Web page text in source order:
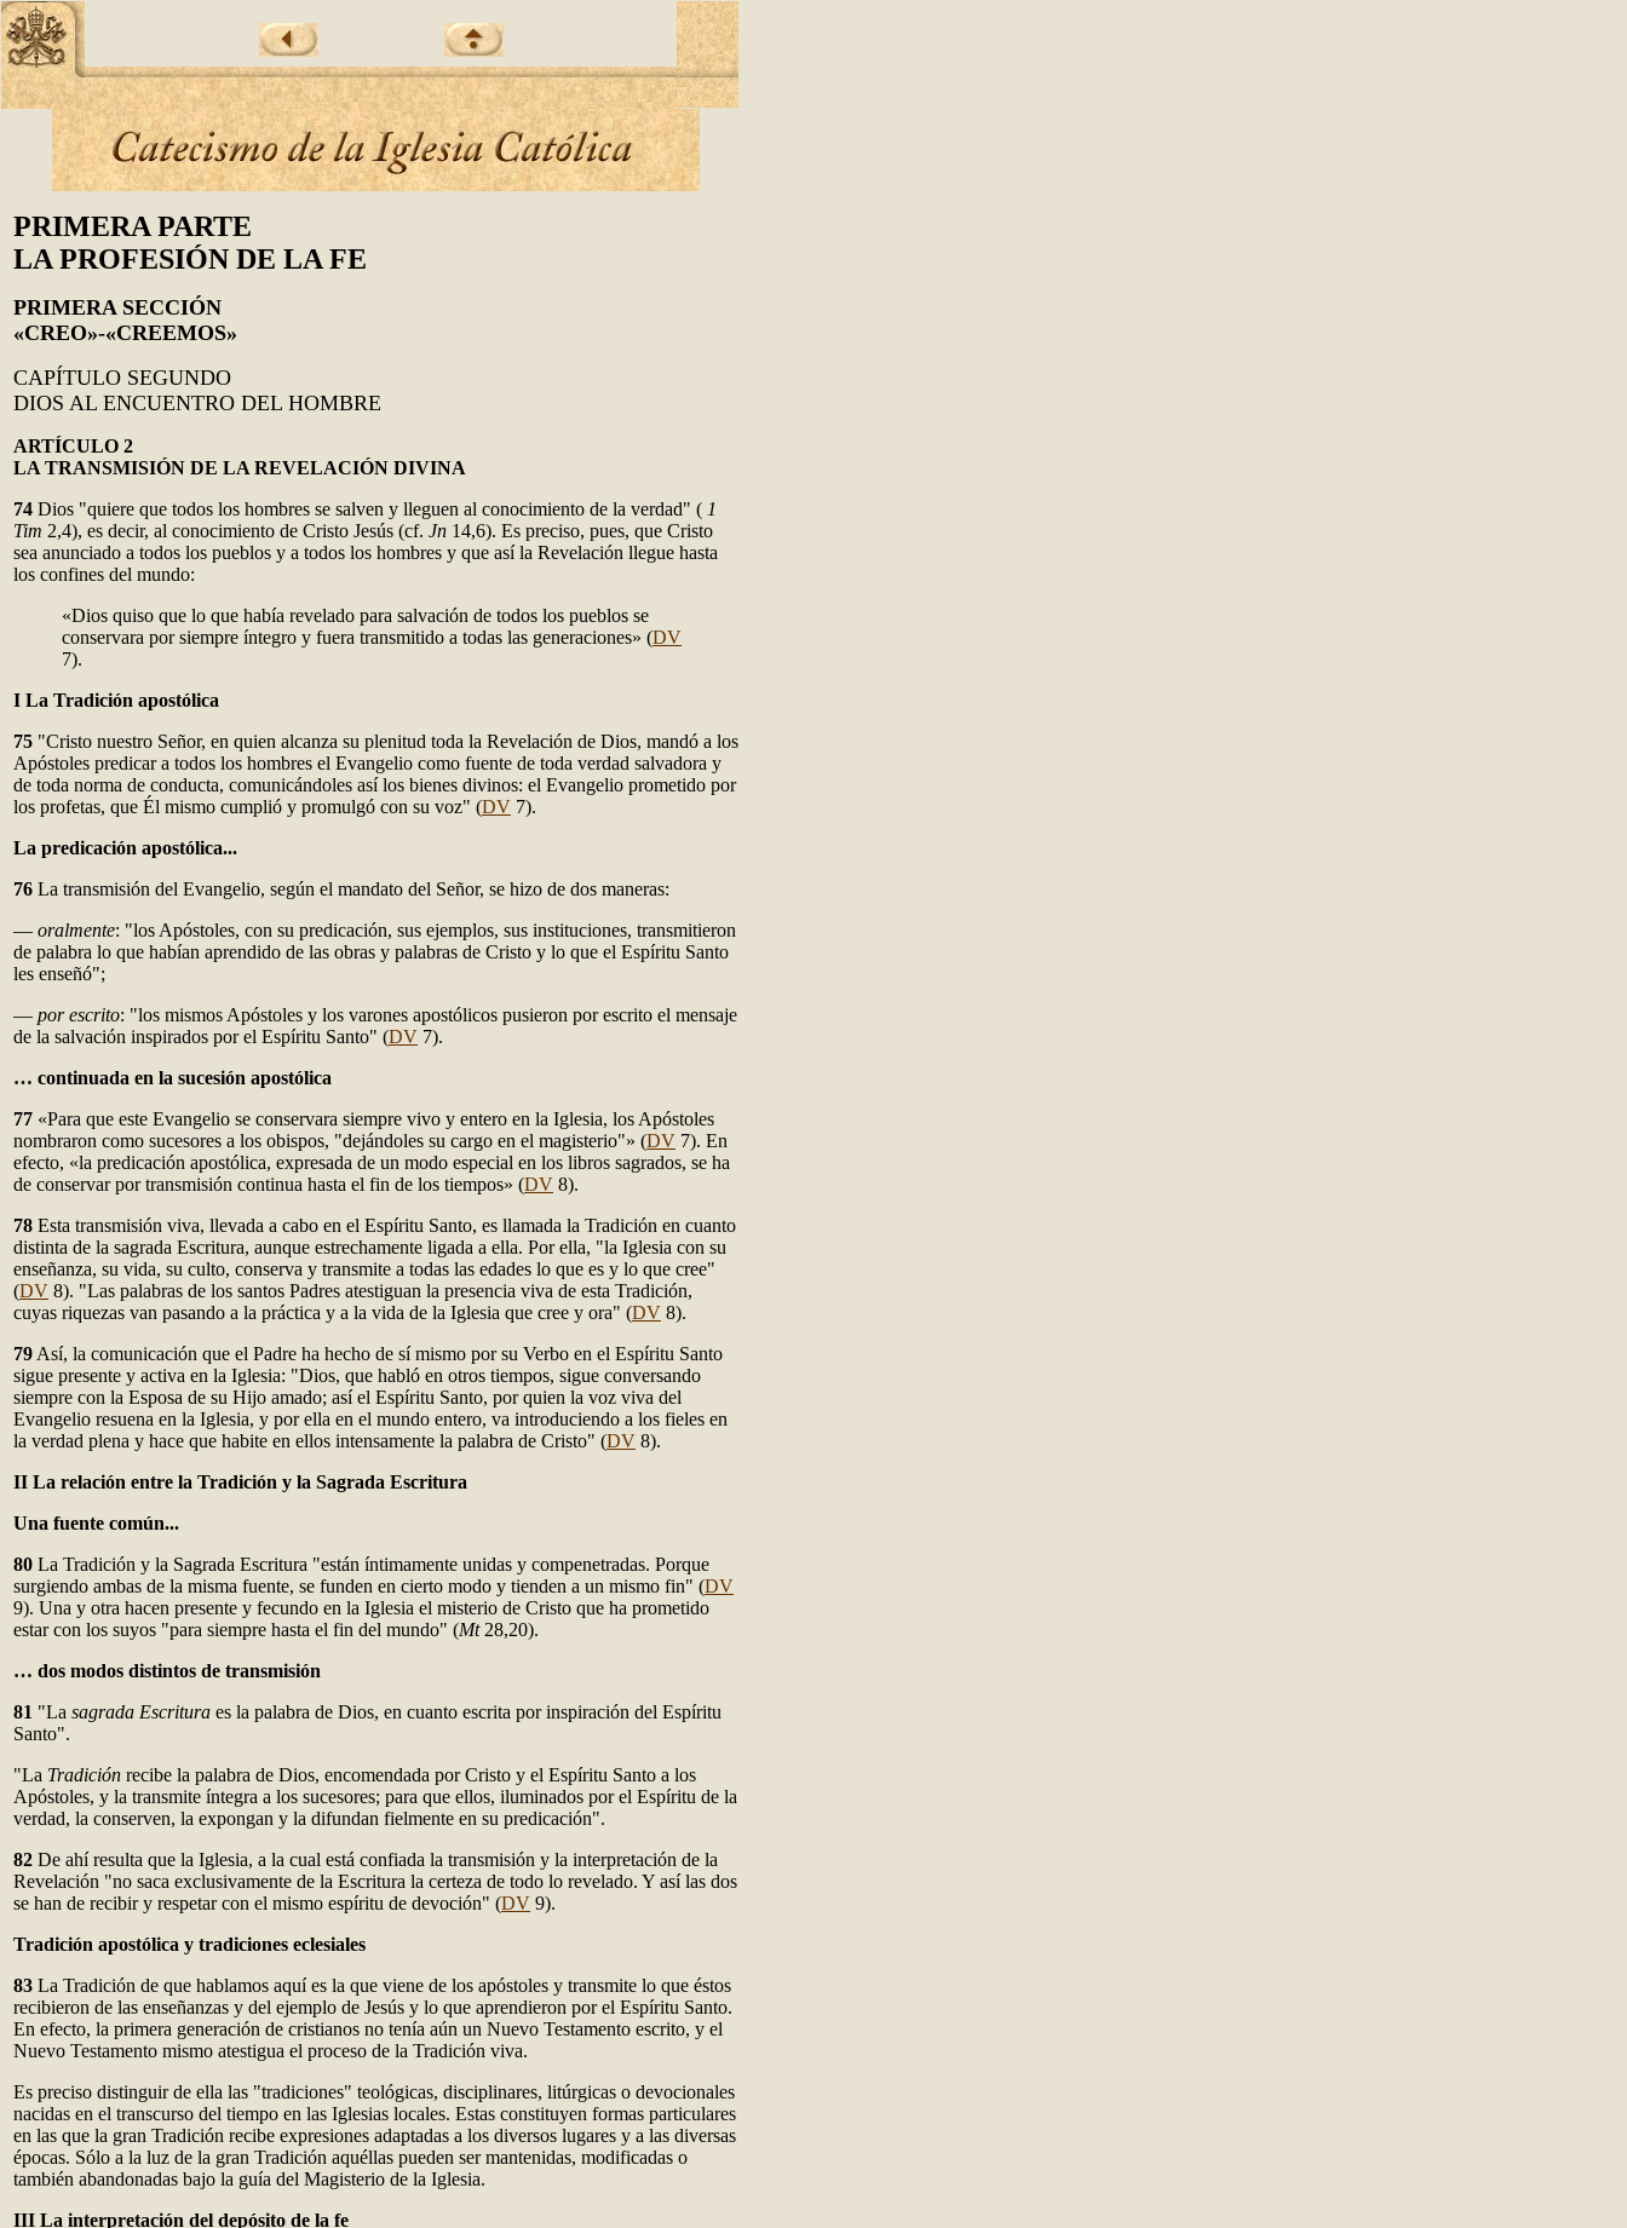
PRIMERA PARTE
LA PROFESIÓN DE LA FE
PRIMERA SECCIÓN
«CREO»-«CREEMOS»
CAPÍTULO SEGUNDO
DIOS AL ENCUENTRO DEL HOMBRE
ARTÍCULO 2
LA TRANSMISIÓN DE LA REVELACIÓN DIVINA
74 Dios "quiere que todos los hombres se salven y lleguen al conocimiento de la verdad" ( 1
Tim 2,4), es decir, al conocimiento de Cristo Jesús (cf. Jn 14,6). Es preciso, pues, que Cristo
sea anunciado a todos los pueblos y a todos los hombres y que así la Revelación llegue hasta
los confines del mundo:
«Dios quiso que lo que había revelado para salvación de todos los pueblos se
conservara por siempre íntegro y fuera transmitido a todas las generaciones» (DV
7).
I La Tradición apostólica
75 "Cristo nuestro Señor, en quien alcanza su plenitud toda la Revelación de Dios, mandó a los
Apóstoles predicar a todos los hombres el Evangelio como fuente de toda verdad salvadora y
de toda norma de conducta, comunicándoles así los bienes divinos: el Evangelio prometido por
los profetas, que Él mismo cumplió y promulgó con su voz" (DV 7).
La predicación apostólica...
76 La transmisión del Evangelio, según el mandato del Señor, se hizo de dos maneras:
— oralmente: "los Apóstoles, con su predicación, sus ejemplos, sus instituciones, transmitieron
de palabra lo que habían aprendido de las obras y palabras de Cristo y lo que el Espíritu Santo
les enseñó";
— por escrito: "los mismos Apóstoles y los varones apostólicos pusieron por escrito el mensaje
de la salvación inspirados por el Espíritu Santo" (DV 7).
… continuada en la sucesión apostólica
77 «Para que este Evangelio se conservara siempre vivo y entero en la Iglesia, los Apóstoles
nombraron como sucesores a los obispos, "dejándoles su cargo en el magisterio"» (DV 7). En
efecto, «la predicación apostólica, expresada de un modo especial en los libros sagrados, se ha
de conservar por transmisión continua hasta el fin de los tiempos» (DV 8).
78 Esta transmisión viva, llevada a cabo en el Espíritu Santo, es llamada la Tradición en cuanto
distinta de la sagrada Escritura, aunque estrechamente ligada a ella. Por ella, "la Iglesia con su
enseñanza, su vida, su culto, conserva y transmite a todas las edades lo que es y lo que cree"
(DV 8). "Las palabras de los santos Padres atestiguan la presencia viva de esta Tradición,
cuyas riquezas van pasando a la práctica y a la vida de la Iglesia que cree y ora" (DV 8).
79 Así, la comunicación que el Padre ha hecho de sí mismo por su Verbo en el Espíritu Santo
sigue presente y activa en la Iglesia: "Dios, que habló en otros tiempos, sigue conversando
siempre con la Esposa de su Hijo amado; así el Espíritu Santo, por quien la voz viva del
Evangelio resuena en la Iglesia, y por ella en el mundo entero, va introduciendo a los fieles en
la verdad plena y hace que habite en ellos intensamente la palabra de Cristo" (DV 8).
II La relación entre la Tradición y la Sagrada Escritura
Una fuente común...
80 La Tradición y la Sagrada Escritura "están íntimamente unidas y compenetradas. Porque
surgiendo ambas de la misma fuente, se funden en cierto modo y tienden a un mismo fin" (DV
9). Una y otra hacen presente y fecundo en la Iglesia el misterio de Cristo que ha prometido
estar con los suyos "para siempre hasta el fin del mundo" (Mt28,20).
… dos modos distintos de transmisión
81 "La sagrada Escritura es la palabra de Dios, en cuanto escrita por inspiración del Espíritu
Santo".
"La Tradición recibe la palabra de Dios, encomendada por Cristo y el Espíritu Santo a los
Apóstoles, y la transmite íntegra a los sucesores; para que ellos, iluminados por el Espíritu de la
verdad, la conserven, la expongan y la difundan fielmente en su predicación".
82 De ahí resulta que la Iglesia, a la cual está confiada la transmisión y la interpretación de la
Revelación "no saca exclusivamente de la Escritura la certeza de todo lo revelado. Y así las dos
se han de recibir y respetar con el mismo espíritu de devoción" (DV 9).
Tradición apostólica y tradiciones eclesiales
83 La Tradición de que hablamos aquí es la que viene de los apóstoles y transmite lo que éstos
recibieron de las enseñanzas y del ejemplo de Jesús y lo que aprendieron por el Espíritu Santo.
En efecto, la primera generación de cristianos no tenía aún un Nuevo Testamento escrito, y el
Nuevo Testamento mismo atestigua el proceso de la Tradición viva.
Es preciso distinguir de ella las "tradiciones" teológicas, disciplinares, litúrgicas o devocionales
nacidas en el transcurso del tiempo en las Iglesias locales. Estas constituyen formas particulares
en las que la gran Tradición recibe expresiones adaptadas a los diversos lugares y a las diversas
épocas. Sólo a la luz de la gran Tradición aquéllas pueden ser mantenidas, modificadas o
también abandonadas bajo la guía del Magisterio de la Iglesia.
III La interpretación del depósito de la fe